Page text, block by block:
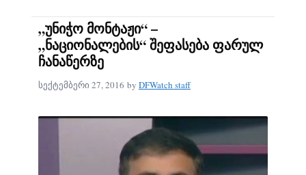
„უნიჭო მონტაჟი“ –
„ნაციონალების“ შეფასება ფარულ
ჩანაწერზე
სექტემბერი 27, 2016 by DFWatch staff